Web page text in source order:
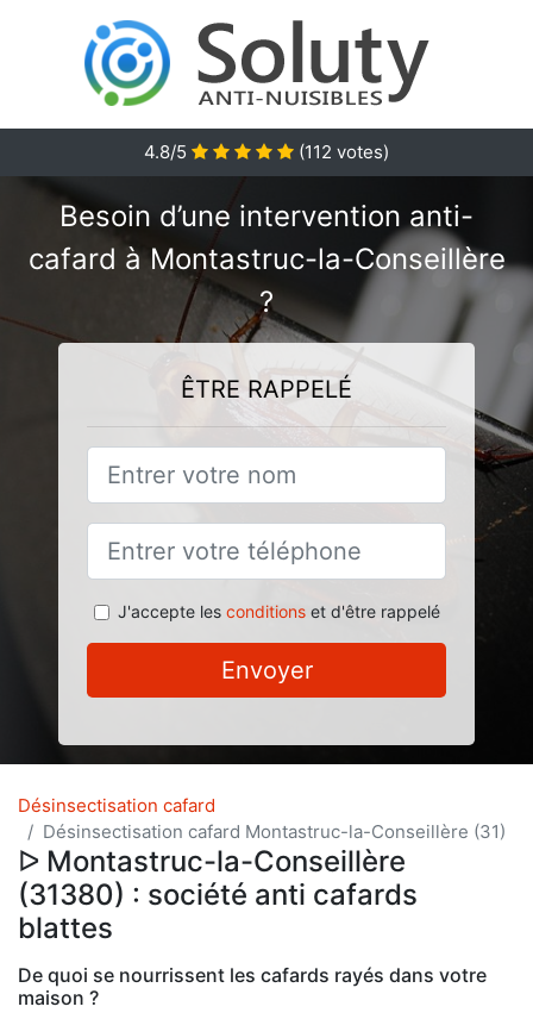
4.8/5 (112 votes)
Besoin d’une intervention anti-
cafard à Montastruc-la-Conseillère
?
ÊTRE RAPPELÉ
J'accepte les conditionset d'être rappelé
Envoyer
Désinsectisation cafard
Désinsectisation cafard Montastruc-la-Conseillère (31)
ᐅ Montastruc-la-Conseillère
(31380) : société anti cafards
blattes
De quoi se nourrissent les cafards rayés dans votre
maison ?